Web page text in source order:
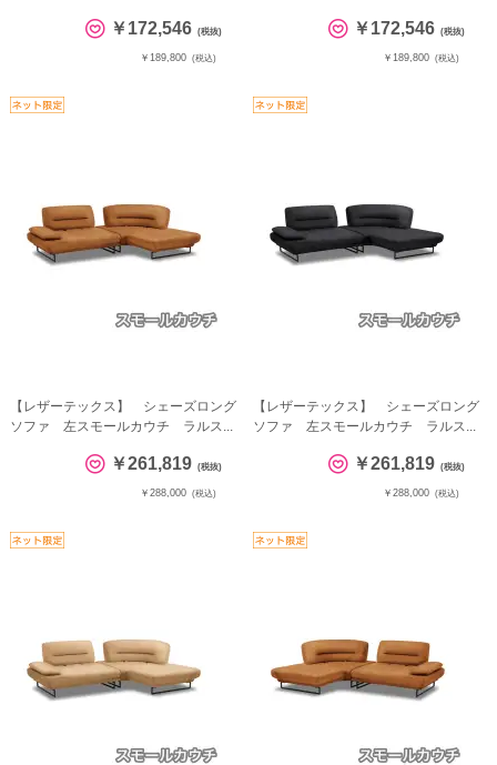
￥172,546 (税抜)
￥189,800 (税込)
￥172,546 (税抜)
￥189,800 (税込)
【レザーテックス】 シェーズロング
ソファ 左スモールカウチ ラルス...
￥261,819 (税抜)
￥288,000 (税込)
【レザーテックス】 シェーズロング
ソファ 左スモールカウチ ラルス...
￥261,819 (税抜)
￥288,000 (税込)